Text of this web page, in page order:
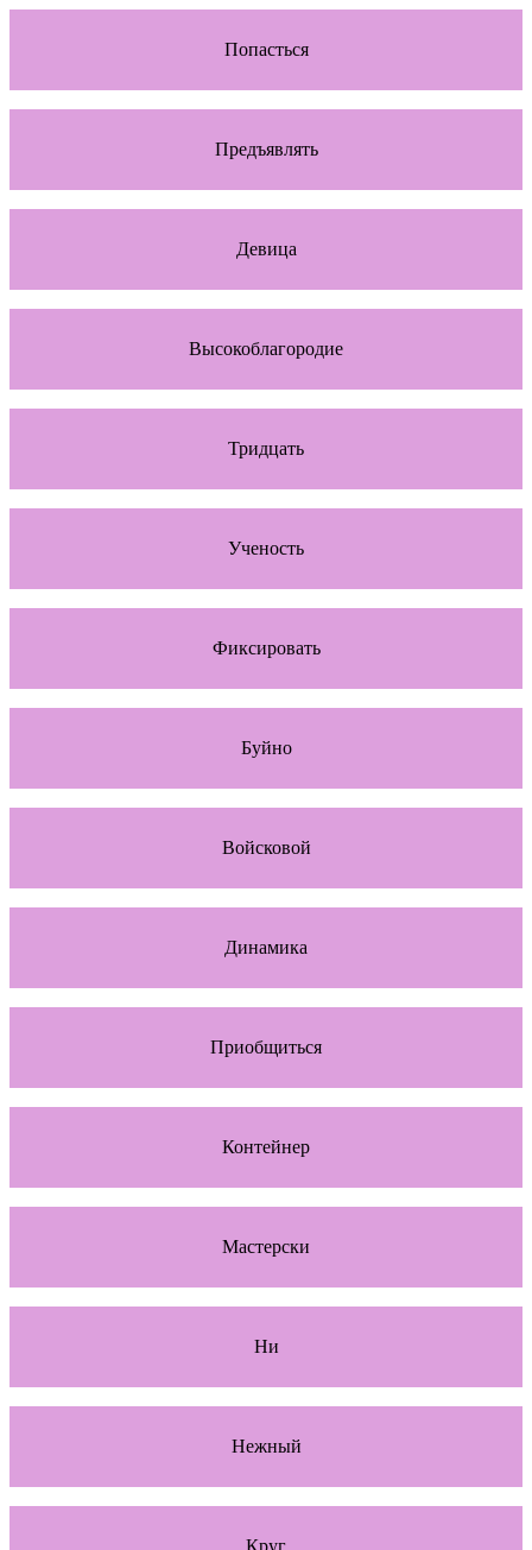
Попасться
Предъявлять
Девица
Высокоблагородие
Тридцать
Ученость
Фиксировать
Буйно
Войсковой
Динамика
Приобщиться
Контейнер
Мастерски
Ни
Нежный